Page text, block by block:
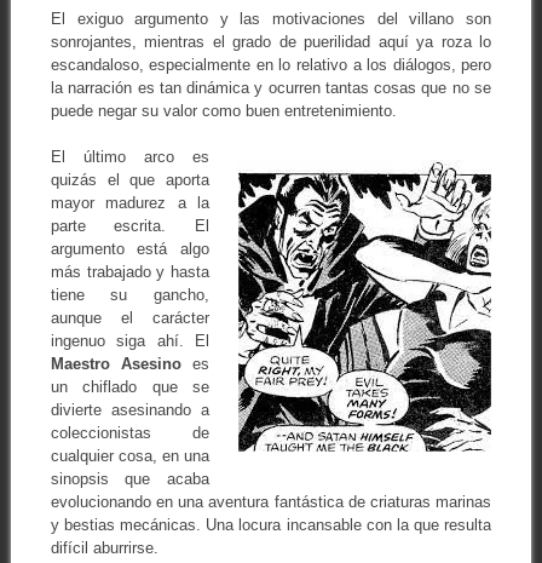
El exiguo argumento y las motivaciones del villano son
sonrojantes, mientras el grado de puerilidad aquí ya roza lo
escandaloso, especialmente en lo relativo a los diálogos, pero
la narración es tan dinámica y ocurren tantas cosas que no se
puede negar su valor como buen entretenimiento.
El último arco es
quizás el que aporta
mayor madurez a la
parte escrita. El
argumento está algo
más trabajado y hasta
tiene su gancho,
aunque el carácter
ingenuo siga ahí. El
Maestro Asesino es
un chiflado que se
divierte asesinando a
coleccionistas de
cualquier cosa, en una
sinopsis que acaba
evolucionando en una aventura fantástica de criaturas marinas
y bestias mecánicas. Una locura incansable con la que resulta
difícil aburrirse.